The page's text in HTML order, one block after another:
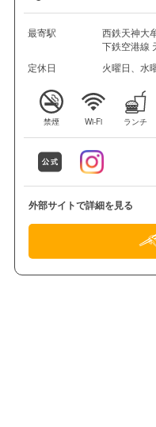
最寄駅
西鉄天神大
下鉄空港線
定休日
火曜日、水
禁煙 Wi-Fi ランチ
外部サイトで詳細を見る